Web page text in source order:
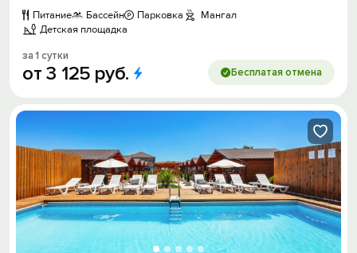
Питание
Бассейн Парковка
Мангал
Детская площадка
за 1 сутки
от3 125 руб. Бесплатая отмена